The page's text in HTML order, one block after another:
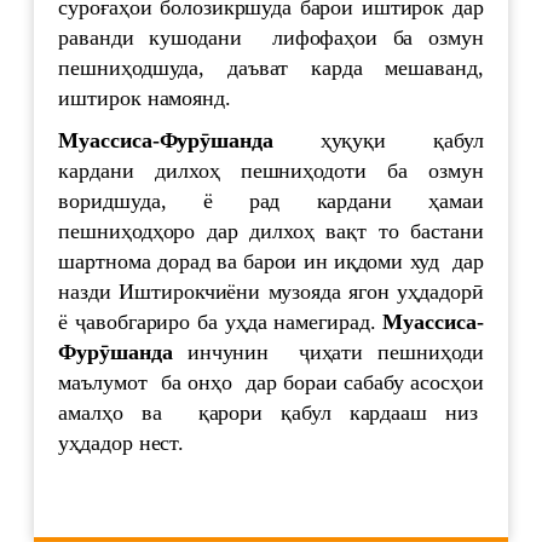
суроғаҳои болозикршуда барои иштирок дар
раванди кушодани лифофаҳои ба озмун
пешниҳодшуда, даъват карда мешаванд,
иштирок намоянд.
Муассиса-Фурӯшандаҳуқуқи қабул
кардани дилхоҳ пешниҳодоти ба озмун
воридшуда, ё рад кардани ҳамаи
пешниҳодҳоро дар дилхоҳ вақт то бастани
шартнома дорад ва барои ин иқдоми худ дар
назди Иштирокчиёни музояда ягон уҳдадорӣ
ё ҷавобгариро ба уҳда намегирад.Муассиса-
Фурӯшандаинчунин ҷиҳати пешниҳоди
маълумот ба онҳо дар бораи сабабу асосҳои
амалҳо ва қарори қабул кардааш низ
уҳдадор нест.